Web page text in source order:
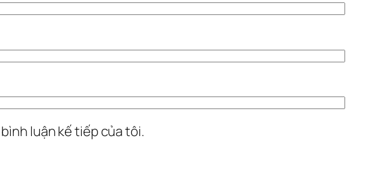
luận kế tiếp của tôi.